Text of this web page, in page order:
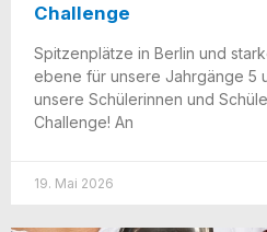
Challenge
Spit­zen­plät­ze in Ber­lin und
ebe­ne für unse­re Jahr­gän­ge 5
unse­re Schü­le­rin­nen und
Chall­enge! An
19. Mai 2026